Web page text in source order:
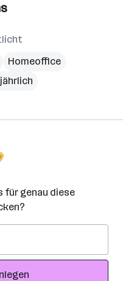
Homeoffice
für genau diese